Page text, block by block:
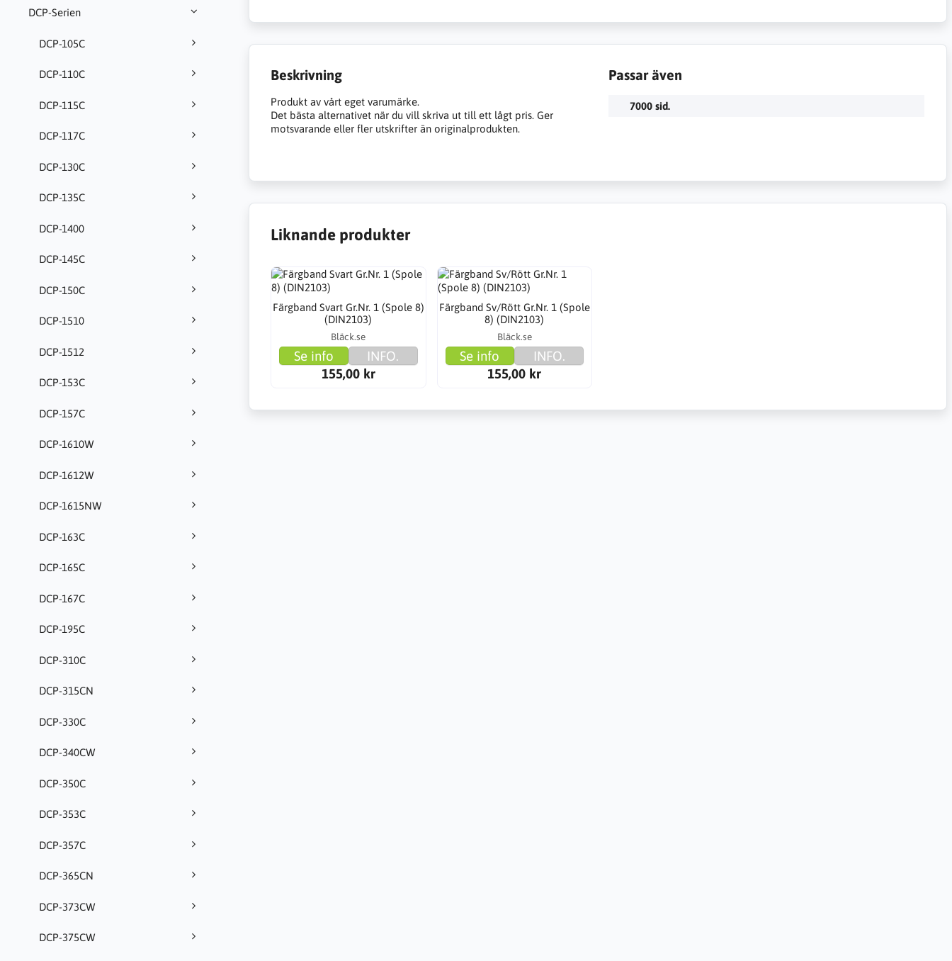
DCP-Serien
DCP-105C
DCP-110C
DCP-115C
DCP-117C
DCP-130C
DCP-135C
DCP-1400
DCP-145C
DCP-150C
DCP-1510
DCP-1512
DCP-153C
DCP-157C
DCP-1610W
DCP-1612W
DCP-1615NW
DCP-163C
DCP-165C
DCP-167C
DCP-195C
DCP-310C
DCP-315CN
DCP-330C
DCP-340CW
DCP-350C
DCP-353C
DCP-357C
DCP-365CN
DCP-373CW
DCP-375CW
Beskrivning
Produkt av vårt eget varumärke.
Det bästa alternativet när du vill skriva ut till ett lågt pris. Ger
motsvarande eller fler utskrifter än originalprodukten.
Passar även
7000 sid.
Liknande produkter
Färgband Svart Gr.Nr. 1 (Spole 8)
(DIN2103)
Bläck.se
Se info
INFO.
155,00 kr
Färgband Sv/Rött Gr.Nr. 1 (Spole
8) (DIN2103)
Bläck.se
Se info
INFO.
155,00 kr